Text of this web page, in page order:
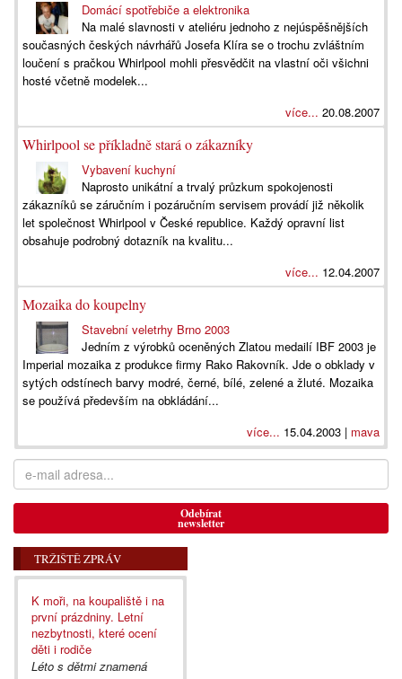
Domácí spotřebiče a elektronika
Na malé slavnosti v ateliéru jednoho z nejúspěšnějších
současných českých návrhářů Josefa Klíra se o trochu zvláštním
loučení s pračkou Whirlpool mohli přesvědčit na vlastní oči všichni
hosté včetně modelek...
více... 20.08.2007
Whirlpool se příkladně stará o zákazníky
Vybavení kuchyní
Naprosto unikátní a trvalý průzkum spokojenosti
zákazníků se záručním i pozáručním servisem provádí již několik
let společnost Whirlpool v České republice. Každý opravní list
obsahuje podrobný dotazník na kvalitu...
více... 12.04.2007
Mozaika do koupelny
Stavební veletrhy Brno 2003
Jedním z výrobků oceněných Zlatou medailí IBF 2003 je
Imperial mozaika z produkce firmy Rako Rakovník. Jde o obklady v
sytých odstínech barvy modré, černé, bílé, zelené a žluté. Mozaika
se používá především na obkládání...
více... 15.04.2003 | mava
Odebírat
newsletter
TRŽIŠTĚ ZPRÁV
K moři, na koupaliště i na
první prázdniny. Letní
nezbytnosti, které ocení
děti i rodiče
Léto s dětmi znamená